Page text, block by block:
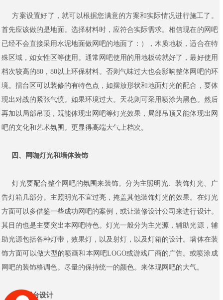
方案设置好了，就可以根据您满意的方案和实际情况进行施工了。
首先应该做的是地面。选择材料时，应符合实际需求。相信现在的网吧
已经不会直接采用水泥地面做网吧的地面了：），木质地板，适合在特
殊区域，如女性区等使用。通常网吧使用的用地板砖就好了，最好使用
档次较高的80，80以上环保材料。否则气味过大也会影响整体网吧的环
境。擂台区可以装修的有特色点，如摆放形状和地面灯光的配合，要体
现出对战的紧张气愤。如果环境过大。天花则可采用喷涂为黑色。然后
再加以局部吊顶，既能体现出网吧等灯光效果，局部吊顶又能体现出网
吧的文化和艺术氛围。更显得高端大气上档次。
四、网咖灯光和墙体装饰
灯光要配合整个网吧的氛围来装饰。分为主照明光、装饰灯光、广
告灯箱几部分。主照明光不宜过亮，掩盖其他装饰灯光的效果。在灯光
方面可以多借鉴一些成功网吧的案例，或让装修设计公司来进行设计。
其目的也是主要突出本网吧特色。灯光一般分为主光源，辅助光源，辅
助光源包括各种灯带，效果灯，以及射灯，以及灯箱的设计。墙体在装
饰方面可以做大型的喷画和本网吧LOGO或游戏厂商的广告。或喷涂成
网吧的装饰格调色。尽量的保持统一的颜色。来体现网吧的大气。
五、吧台设计